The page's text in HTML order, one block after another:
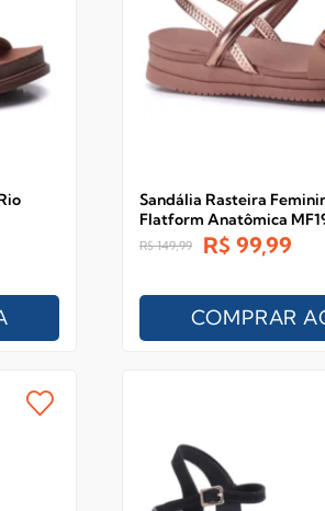
Sandália Rasteira
Flatform Anatômica
R$ 149,99 R$ 99,99
COMPRAR